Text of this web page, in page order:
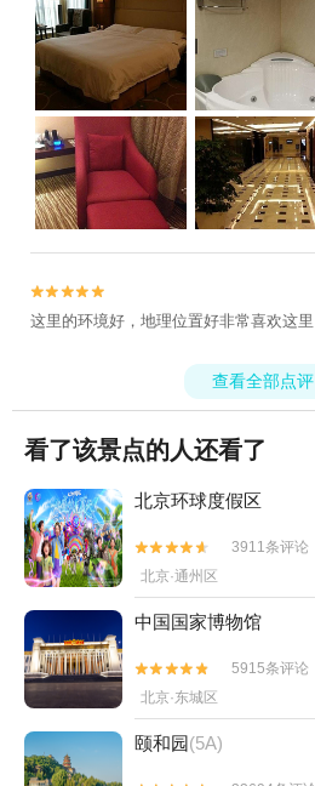


这里的环境好，地理位置好非常喜欢这里
查看全部点评
看了该景点的人还看了
北京环球度假区


3911条评论
北京·通州区
中国国家博物馆


5915条评论
北京·东城区
颐和园(5A)